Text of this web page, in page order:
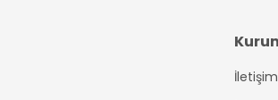
İletişim